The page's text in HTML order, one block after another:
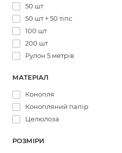
50 шт
50 шт + 50 тіпс
100 шт
200 шт
Рулон 5 метрів
МАТЕРІАЛ
Конопля
Конопляний папір
Целюлоза
РОЗМІРИ